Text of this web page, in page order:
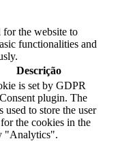
for the website to
functionalities and
Descrição
is set by GDPR
plugin. The
used to store the user
the cookies in the
"Analytics".